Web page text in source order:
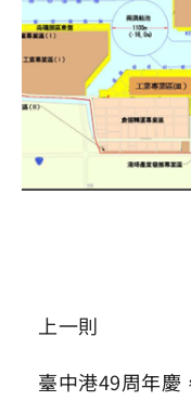
上一則
臺中港49周年慶